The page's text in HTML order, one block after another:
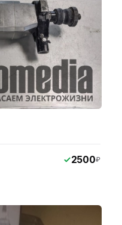
2500₽